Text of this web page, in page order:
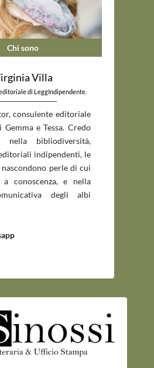
Chi sono
Villa
di LeggIndipendente.
consulente editoriale
Gemma e Tessa. Credo
nella bibliodiversità,
indipendenti, le
nascondono perle di cui
conoscenza, e nella
degli albi